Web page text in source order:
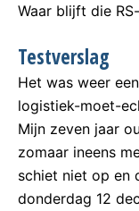
Waar blijft die
Testverslag
Het was weer
logistiek-moet-
Mijn zeven jaar
zomaar ineens
schiet niet op en
donderdag 12